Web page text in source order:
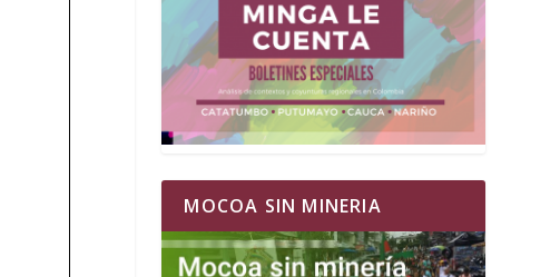
MOCOA SIN MINERIA